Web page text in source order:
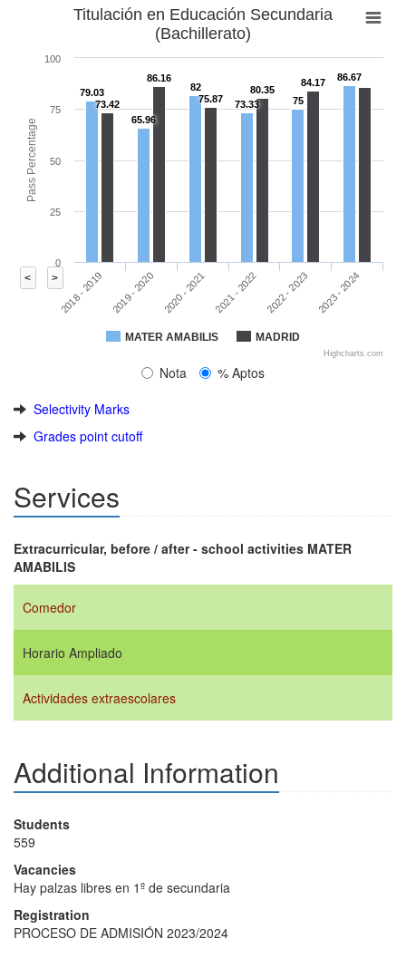
< >
Pass Percentage
Titulación en Educación Secundaria
(Bachillerato)
79.03
65.96
82
73.33
75
86.67
73.42
86.16
75.87
80.35
84.17
MATER AMABILIS MADRID
2018 - 2019 2019 - 2020 2020 - 2021 2021 - 2022 2022 - 2023 2023 - 2024
0
25
50
75
100
Highcharts.com
Nota
% Aptos
Selectivity Marks
Grades point cutoff
Services
Extracurricular, before / after - school activities MATER
AMABILIS
Comedor
Horario Ampliado
Actividades extraescolares
Additional Information
Students
559
Vacancies
Hay palzas libres en 1º de secundaria
Registration
PROCESO DE ADMISIÓN 2023/2024